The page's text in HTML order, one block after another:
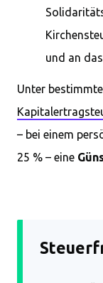
und an
Unter
– bei einem
25 % – eine